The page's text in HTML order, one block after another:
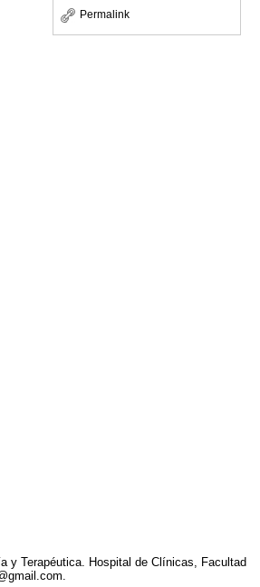
Permalink
y Terapéutica. Hospital de Clínicas, Facultad